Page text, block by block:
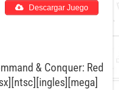
Descargar Juego
& Conquer: Red